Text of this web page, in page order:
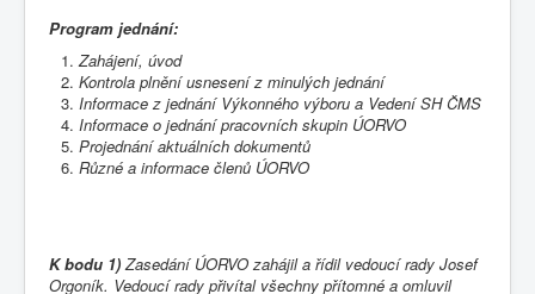
Program jednání:
Zahájení, úvod
Kontrola plnění usnesení z minulých jednání
Informace z jednání Výkonného výboru a Vedení SH ČMS
Informace o jednání pracovních skupin ÚORVO
Projednání aktuálních dokumentů
Různé a informace členů ÚORVO
K bodu 1)Zasedání ÚORVO zahájil a řídil vedoucí rady Josef
Orgoník. Vedoucí rady přivítal všechny přítomné a omluvil